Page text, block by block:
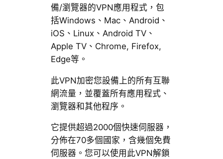
備/瀏覽器的VPN應用程式，包
括Windows、Mac、Android、
iOS、Linux、Android TV、
Apple TV、Chrome, Firefox,
Edge等。
此VPN加密您設備上的所有互聯
網流量，並覆蓋所有應用程式、
瀏覽器和其他程序。
它提供超過2000個快速伺服器，
分佈在70多個國家，含幾個免費
伺服器。您可以使用此VPN解鎖